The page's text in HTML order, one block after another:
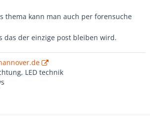
thema kann man auch per forensuche
das der einzige post bleiben wird.
LED technik